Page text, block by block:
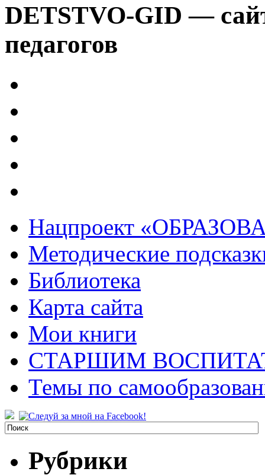
DETSTVO-GID —
педагогов
Нацпроект
Методические
Библиотека
Карта сайта
Мои книги
СТАРШИМ
Темы по
Рубрики